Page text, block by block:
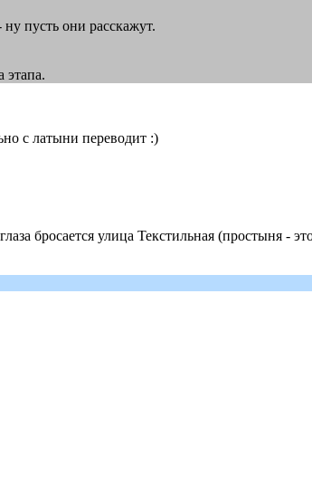
пусть они расскажут.
этапа.
с латыни переводит :)
бросается улица Текстильная (простыня -